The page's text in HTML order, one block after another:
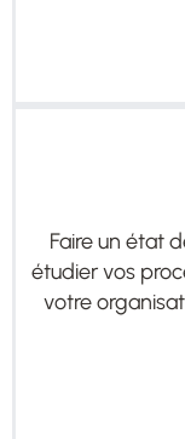
Faire un état
étudier vos
votre